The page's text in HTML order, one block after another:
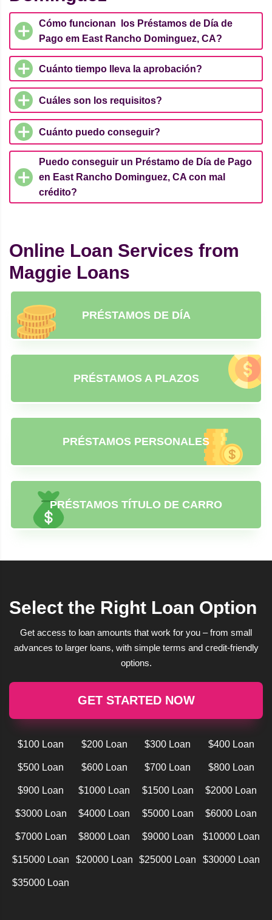
Cómo funcionan los Préstamos de Día de
Pago em East Rancho Dominguez, CA?
Cuánto tiempo lleva la aprobación?
Cuáles son los requisitos?
Cuánto puedo conseguir?
Puedo conseguir un Préstamo de Día de Pago
en East Rancho Dominguez, CA con mal
crédito?
Online Loan Services from
Maggie Loans
PRÉSTAMOS DE DÍA
PRÉSTAMOS A PLAZOS
PRÉSTAMOS PERSONALES
PRÉSTAMOS TÍTULO DE CARRO
Select the Right Loan Option
Get access to loan amounts that work for you – from small
advances to larger loans, with simple terms and credit-friendly
options.
GET STARTED NOW
$100 Loan $200 Loan $300 Loan $400 Loan
$500 Loan $600 Loan $700 Loan $800 Loan
$900 Loan $1000 Loan $1500 Loan $2000 Loan
$3000 Loan $4000 Loan $5000 Loan $6000 Loan
$7000 Loan $8000 Loan $9000 Loan $10000 Loan
$15000 Loan $20000 Loan $25000 Loan $30000 Loan
$35000 Loan